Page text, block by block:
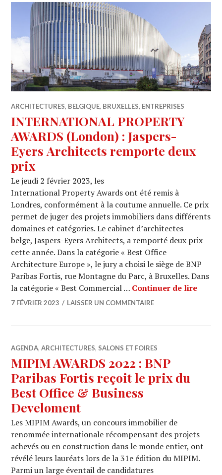
ARCHITECTURES, BELGIQUE, BRUXELLES, ENTREPRISES
INTERNATIONAL PROPERTY
AWARDS (London) : Jaspers-
Eyers Architects remporte deux
prix
Le jeudi 2 février 2023, les
International Property Awards ont été remis à
Londres, conformément à la coutume annuelle. Ce prix
permet de juger des projets immobiliers dans différents
domaines et catégories. Le cabinet d’architectes
belge, Jaspers-Eyers Architects, a remporté deux prix
cette année. Dans la catégorie « Best Office
Architecture Europe », le jury a choisi le siège de BNP
Paribas Fortis, rue Montagne du Parc, à Bruxelles. Dans
la catégorie « Best Commercial … Continuer de lire
7 FÉVRIER 2023 LAISSER UN COMMENTAIRE
AGENDA,ARCHITECTURES, SALONS ET FOIRES
MIPIM AWARDS 2022 : BNP
Paribas Fortis reçoit le prix du
Best Office & Business
Develoment
Les MIPIM Awards, un concours immobilier de
renommée internationale récompensant des projets
achevés ou en construction dans le monde entier, ont
révélé leurs lauréats lors de la 31e édition du MIPIM.
Parmi un large éventail de candidatures